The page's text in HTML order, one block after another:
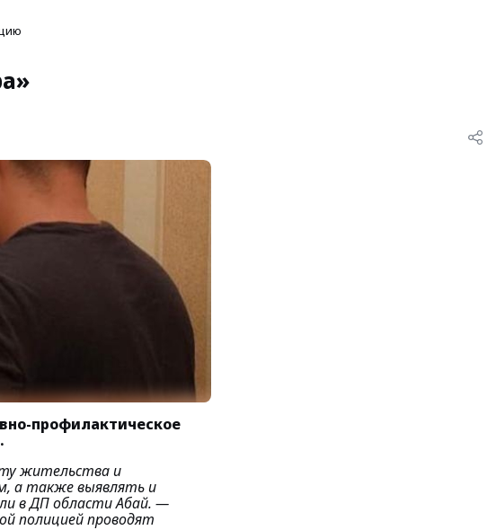
профилактическое
.
жительства и
а также выявлять и
в ДП области Абай. —
полицией проводят